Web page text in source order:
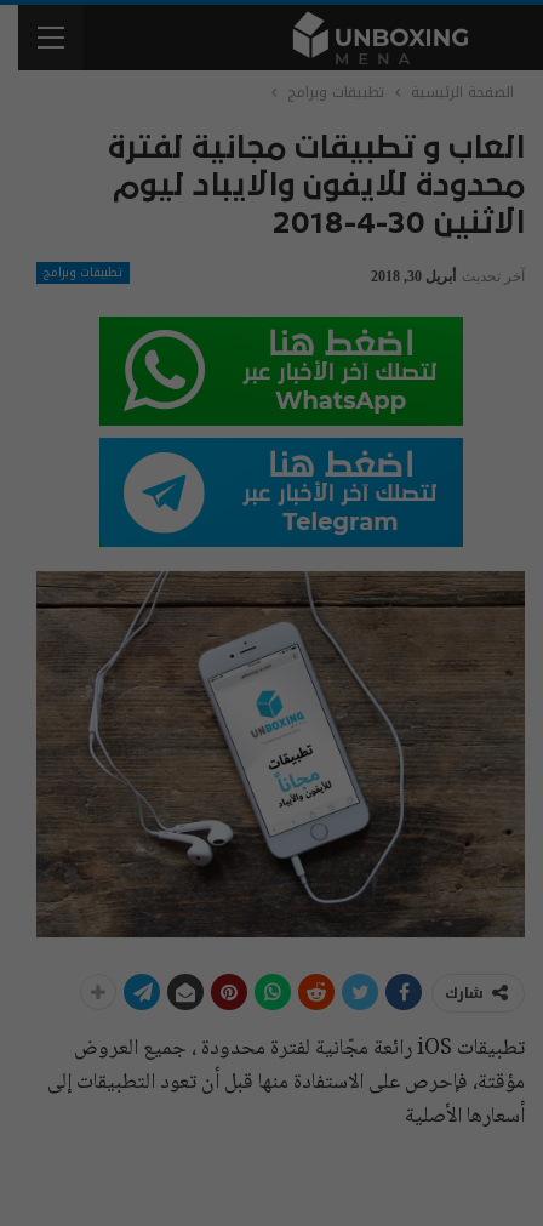
الصفحة الرئيسية تطبيقات وبرامج
العاب و تطبيقات مجانية لفترة
محدودة للايفون والايباد ليوم
الاثنين 30-4-2018
تطبيقات وبرامج آخر تحديث أبريل 30, 2018
شارك
تطبيقات iOS رائعة مجّانية لفترة محدودة ، جميع العروض
مؤقتة، فإحرص على الاستفادة منها قبل أن تعود التطبيقات إلى
أسعارها الأصلية